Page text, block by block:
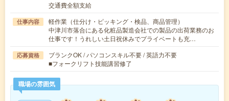
交通費全額支給
仕事内容
軽作業（仕分け・ピッキング・検品、商品管理）
中津川市落合にある化粧品製造会社での製品の出荷業務のお
仕事です！うれしい土日祝休みでプライベートも充…
応募資格
ブランクOK / パソコンスキル不要 / 英語力不要
■フォークリフト技能講習修了
職場の雰囲気